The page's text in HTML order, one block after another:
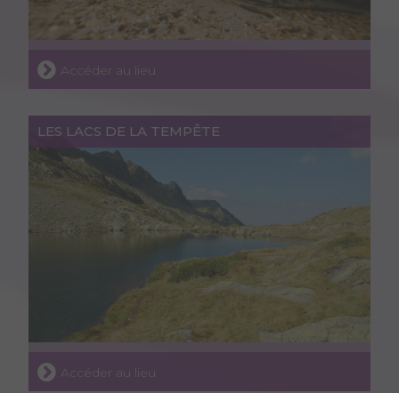
Accéder au lieu
LES LACS DE LA TEMPÊTE
Accéder au lieu